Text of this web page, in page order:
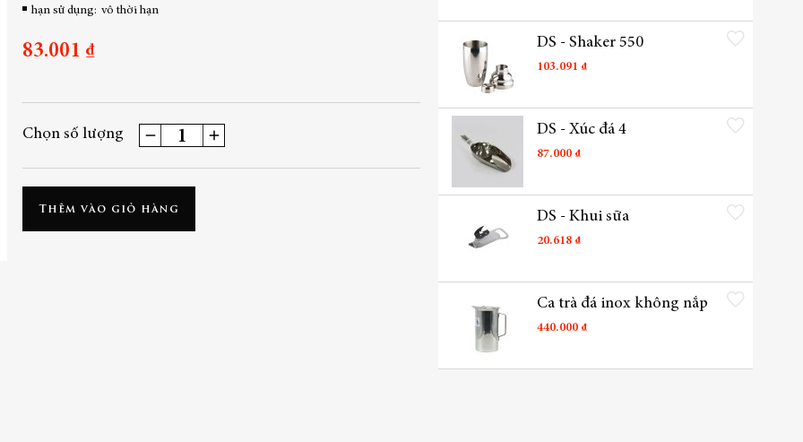
hạn sử dụng: vô thời hạn
83.001 ₫
Chọn số lượng
Thêm vào giỏ hàng
DS - Shaker 550
103.091 ₫
Thêm vào danh sách yêu
DS - Xúc đá 4
87.000 ₫
Thêm vào danh sách yêu
DS - Khui sữa
20.618 ₫
Thêm vào danh sách yêu
Ca trà đá inox không nắp
440.000 ₫
Thêm vào danh sách yêu